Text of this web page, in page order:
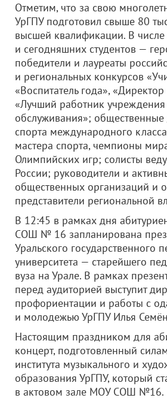
Отметим, что за свою
УрГПУ подготовил свыше 80
высшей квалификации. В числе
и сегодняшних студентов —
победители и лауреаты
и региональных конкурсов
«Воспитатель года»,
«Лучший работник учреждения
обслуживания»; общественные
спорта международного
мастера спорта, чемпионы
Олимпийских игр; солисты
России; руководители и
общественных организаций и
представители региональной
В 12:45 в рамках дня
СОШ № 16 запланирована
Уральского государственного
университета — старейшего
вуза на Урале. В рамках
перед аудиторией выступит
профориентации и работы с
и молодежью УрГПУ Илья
Настоящим праздником для
концерт, подготовленный
института музыкального и
образования УрГПУ, который
в актовом зале МОУ СОШ №16.